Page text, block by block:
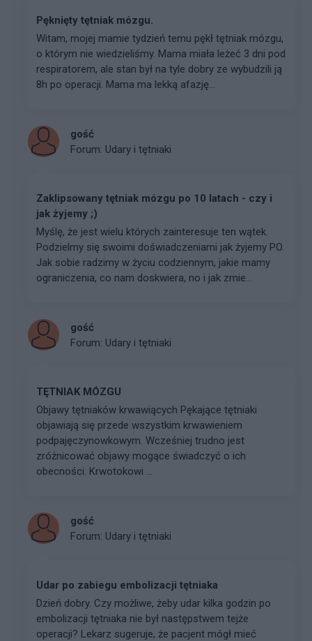
Pęknięty tętniak mózgu.
Witam, mojej mamie tydzień temu pękł tętniak mózgu,
o którym nie wiedzieliśmy. Mama miała leżeć 3 dni pod
respiratorem, ale stan był na tyle dobry ze wybudzili ją
8h po operacji. Mama ma lekką afazję...
gość
Forum: Udary i tętniaki
Zaklipsowany tętniak mózgu po 10 latach - czy i
jak żyjemy ;)
Myślę, że jest wielu których zainteresuje ten wątek.
Podzielmy się swoimi doświadczeniami jak żyjemy PO.
Jak sobie radzimy w życiu codziennym, jakie mamy
ograniczenia, co nam doskwiera, no i jak zmie...
gość
Forum: Udary i tętniaki
TĘTNIAK MÓZGU
Objawy tętniaków krwawiących Pękające tętniaki
objawiają się przede wszystkim krwawieniem
podpajęczynowkowym. Wcześniej trudno jest
zróżnicować objawy mogące świadczyć o ich
obecności. Krwotokowi ...
gość
Forum: Udary i tętniaki
Udar po zabiegu embolizacji tętniaka
Dzień dobry. Czy możliwe, żeby udar kilka godzin po
embolizacji tętniaka nie był następstwem tejże
operacji? Lekarz sugeruje, że pacjent mógł mieć